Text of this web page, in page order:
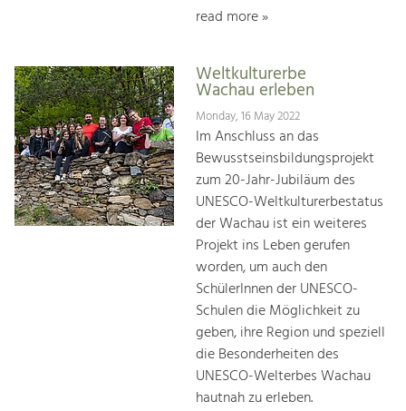
read more »
Weltkulturerbe
Wachau erleben
Monday, 16 May 2022
Im Anschluss an das
Bewusstseinsbildungsprojekt
zum 20-Jahr-Jubiläum des
UNESCO-Weltkulturerbestatus
der Wachau ist ein weiteres
Projekt ins Leben gerufen
worden, um auch den
SchülerInnen der UNESCO-
Schulen die Möglichkeit zu
geben, ihre Region und speziell
die Besonderheiten des
UNESCO-Welterbes Wachau
hautnah zu erleben.